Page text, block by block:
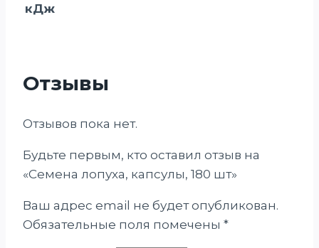
кДж
Отзывы
Отзывов пока нет.
Будьте первым, кто оставил отзыв на
«Семена лопуха, капсулы, 180 шт»
Ваш адрес email не будет опубликован.
Обязательные поля помечены *